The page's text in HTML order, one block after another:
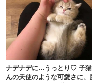
ナデナデに…うっとり♡ 子猫
んの天使のような可愛さに、